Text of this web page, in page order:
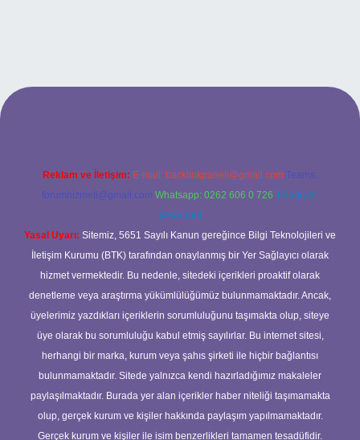
giriş
Reklam ve İletişim: E-mail: backlinkpaneli@gmail.com Teams:
forumhizmeti@gmail.com Whatsapp: 0262 606 0 726 Telegram:
@karabul
Yasal Uyarı: Sitemiz, 5651 Sayılı Kanun gereğince Bilgi Teknolojileri ve
İletişim Kurumu (BTK) tarafından onaylanmış bir Yer Sağlayıcı olarak
hizmet vermektedir. Bu nedenle, sitedeki içerikleri proaktif olarak
denetleme veya araştırma yükümlülüğümüz bulunmamaktadır. Ancak,
üyelerimiz yazdıkları içeriklerin sorumluluğunu taşımakta olup, siteye
üye olarak bu sorumluluğu kabul etmiş sayılırlar. Bu internet sitesi,
herhangi bir marka, kurum veya şahıs şirketi ile hiçbir bağlantısı
bulunmamaktadır. Sitede yalnızca kendi hazırladığımız makaleler
paylaşılmaktadır. Burada yer alan içerikler haber niteliği taşımamakta
olup, gerçek kurum ve kişiler hakkında paylaşım yapılmamaktadır.
Gerçek kurum ve kişiler ile isim benzerlikleri tamamen tesadüfidir.